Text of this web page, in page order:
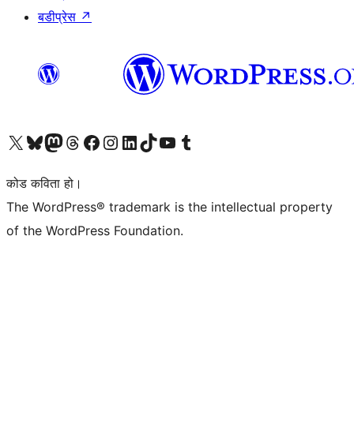
बडीप्रेस ↗
हाम्रो X (पहिले ट्विटर) खातामा जानुहोस्
हाम्रो Bluesky खाता भ्रमण गर्नुहोस्
हाम्रो म्यास्टोडन खाता भ्रमण गर्नुहोस्
हाम्रो थ्रेड्स खातामा जानुहोस्
हाम्रो फेसबुक पेजमा जानुहोस्
हाम्रो इन्स्टाग्राम खातामा जानुहोस्
हाम्रो लिङ्क्डइन खातामा जानुहोस्
हाम्रो TikTok खाता भ्रमण गर्नुहोस्
हाम्रो युट्युब च्यानलमा जानुहोस्
हाम्रो टम्बलर खाता भ्रमण गर्नुहोस्
कोड कविता हो।
The WordPress® trademark is the intellectual property
of the WordPress Foundation.